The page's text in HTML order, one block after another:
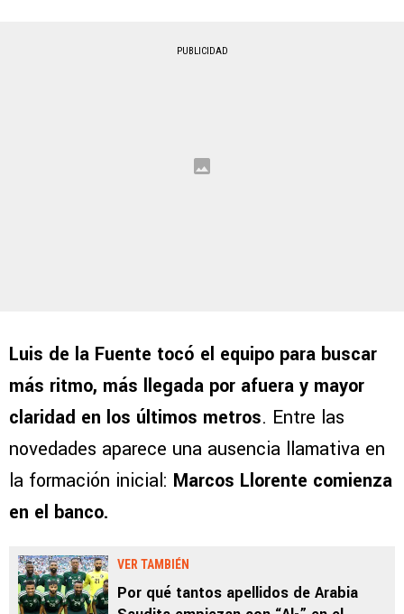
PUBLICIDAD
Luis de la Fuente tocó el equipo para buscar
más ritmo, más llegada por afuera y mayor
claridad en los últimos metros. Entre las
novedades aparece una ausencia llamativa en
la formación inicial: Marcos Llorente comienza
en el banco.
VER TAMBIÉN
Por qué tantos apellidos de Arabia